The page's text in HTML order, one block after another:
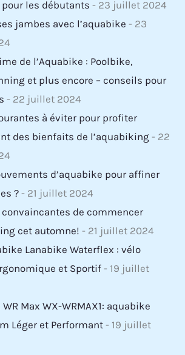
les débutants - 23 juillet 2024
jambes avec l’aquabike - 23
de l’Aquabike : Poolbike,
et plus encore – conseils pour
- 22 juillet 2024
à éviter pour profiter
des bienfaits de l’aquabiking - 22
d’aquabike pour affiner
?- 21 juillet 2024
de commencer
cet automne! - 21 juillet 2024
Lanabike Waterflex : vélo
et Sportif - 19 juillet
Max WX-WRMAX1: aquabike
Léger et Performant - 19 juillet